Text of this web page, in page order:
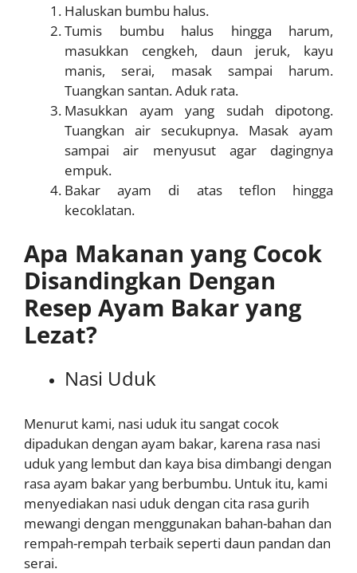
Haluskan bumbu halus.
Tumis bumbu halus hingga harum,
masukkan cengkeh, daun jeruk, kayu
manis, serai, masak sampai harum.
Tuangkan santan. Aduk rata.
Masukkan ayam yang sudah dipotong.
Tuangkan air secukupnya. Masak ayam
sampai air menyusut agar dagingnya
empuk.
Bakar ayam di atas teflon hingga
kecoklatan.
Apa Makanan yang Cocok
Disandingkan Dengan
Resep Ayam Bakar yang
Lezat?
Nasi Uduk
Menurut kami, nasi uduk itu sangat cocok
dipadukan dengan ayam bakar, karena rasa nasi
uduk yang lembut dan kaya bisa dimbangi dengan
rasa ayam bakar yang berbumbu. Untuk itu, kami
menyediakan nasi uduk dengan cita rasa gurih
mewangi dengan menggunakan bahan-bahan dan
rempah-rempah terbaik seperti daun pandan dan
serai.